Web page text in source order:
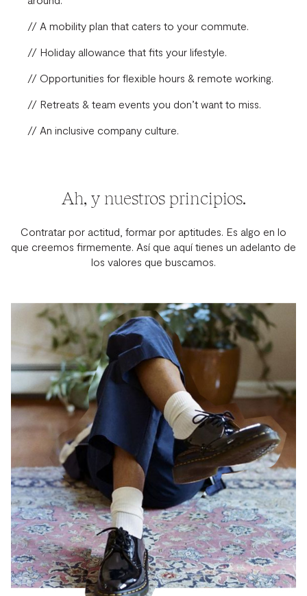
// A mobility plan that caters to your commute.
// Holiday allowance that fits your lifestyle.
// Opportunities for flexible hours & remote working.
// Retreats & team events you don’t want to miss.
// An inclusive company culture.
Ah, y nuestros principios.
Contratar por actitud, formar por aptitudes. Es algo en lo
que creemos firmemente. Así que aquí tienes un adelanto de
los valores que buscamos.